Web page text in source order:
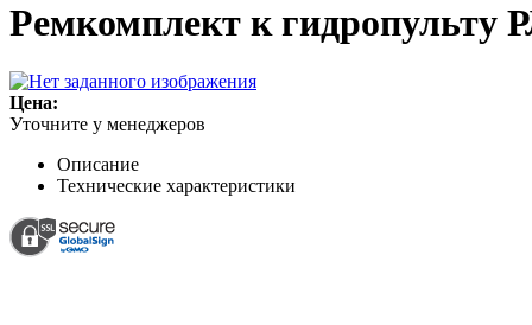
Ремкомплект к гидропульту
Цена:
Уточните у менеджеров
Описание
Технические характеристики